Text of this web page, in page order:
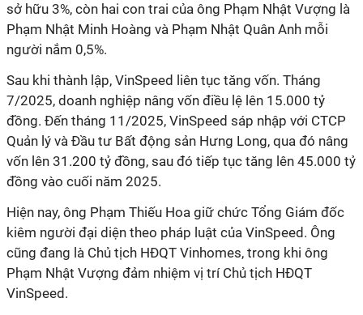
sở hữu 3%, còn hai con trai của ông Phạm Nhật Vượng là
Phạm Nhật Minh Hoàng và Phạm Nhật Quân Anh mỗi
người nắm 0,5%.
Sau khi thành lập, VinSpeed liên tục tăng vốn. Tháng
7/2025, doanh nghiệp nâng vốn điều lệ lên 15.000 tỷ
đồng. Đến tháng 11/2025, VinSpeed sáp nhập với CTCP
Quản lý và Đầu tư Bất động sản Hưng Long, qua đó nâng
vốn lên 31.200 tỷ đồng, sau đó tiếp tục tăng lên 45.000 tỷ
đồng vào cuối năm 2025.
Hiện nay, ông Phạm Thiếu Hoa giữ chức Tổng Giám đốc
kiêm người đại diện theo pháp luật của VinSpeed. Ông
cũng đang là Chủ tịch HĐQT Vinhomes, trong khi ông
Phạm Nhật Vượng đảm nhiệm vị trí Chủ tịch HĐQT
VinSpeed.